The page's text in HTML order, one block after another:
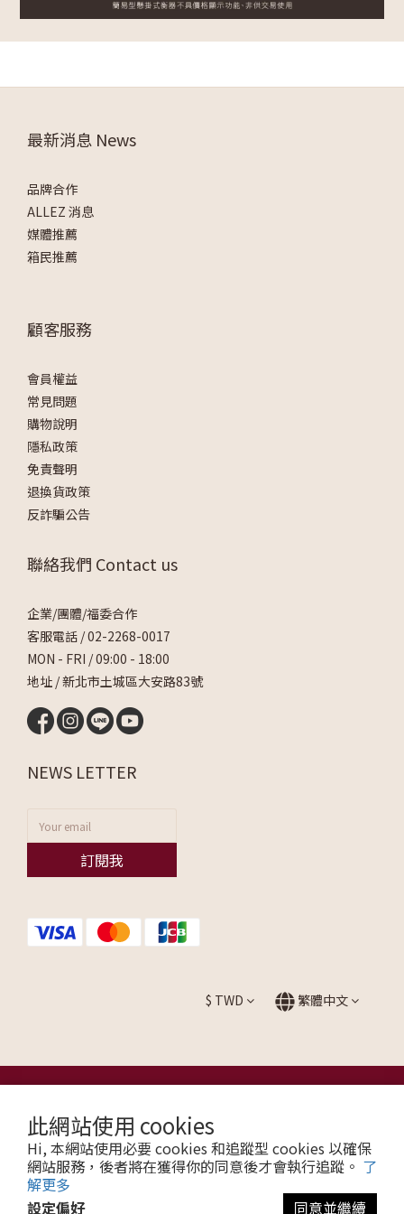
此網站使用 cookies
Hi, 本網站使用必要 cookies 和追蹤型 cookies 以確保
網站服務，後者將在獲得你的同意後才會執行追蹤。 了
解更多
設定偏好
同意並繼續
最新消息 News
品牌合作
ALLEZ 消息
媒體推薦
箱民推薦
顧客服務
會員權益
常見問題
購物說明
隱私政策
免責聲明
退換貨政策
反詐騙公告
聯絡我們 Contact us
企業/團體/福委合作
客服電話 /02-2268-0017
MON - FRI / 09:00 - 18:00
地址 / 新北市土城區大安路83號
NEWS LETTER
訂閱我
$ TWD 繁體中文
Copyright © 2026 ALLEZ. All Rights Reserved.
聯瑩國際股份有限公司 CO. LTD / 統一編號：27595665